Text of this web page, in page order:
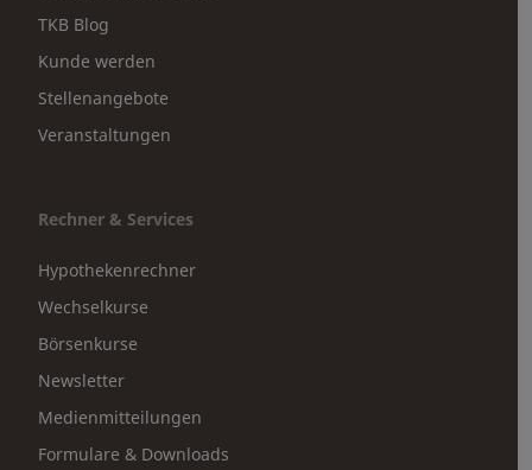
TKB Blog
Kunde werden
Stellenangebote
Veranstaltungen
Rechner & Services
Hypothekenrechner
Wechselkurse
Börsenkurse
Newsletter
Medienmitteilungen
Formulare & Downloads